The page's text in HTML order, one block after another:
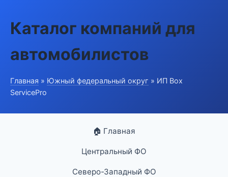
Каталог компаний для
автомобилистов
Главная » Южный федеральный округ » ИП Box
ServicePro
🏠 Главная
Центральный ФО
Северо-Западный ФО